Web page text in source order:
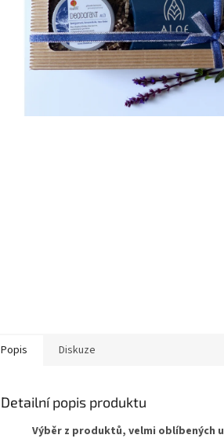
Popis Diskuze
Detailní popis produktu
Výběr z produktů, velmi oblíbených